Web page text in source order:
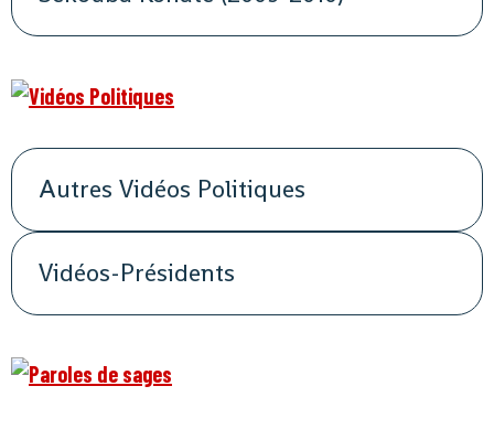
Autres Vidéos Politiques
Vidéos-Présidents